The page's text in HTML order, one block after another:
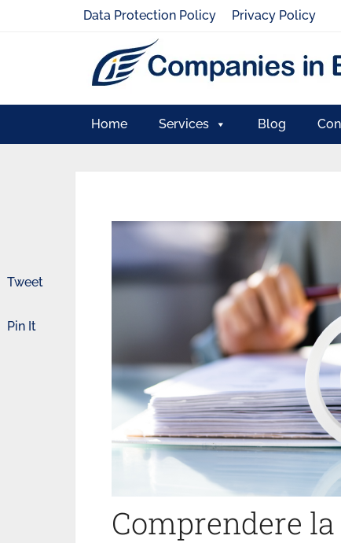
Data Protection Policy Privacy Policy
Home Services Blog
Comprendere
Tweet
Pin It